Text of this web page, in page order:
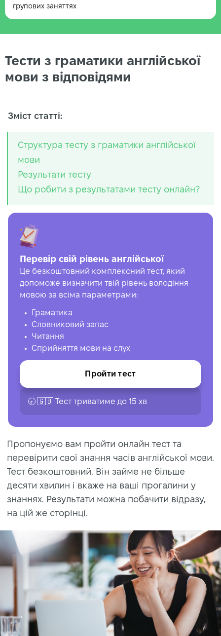
групових заняттях
Тести з граматики англійської
мови з відповідями
Зміст статті:
Структура тесту з граматики англійської
мови
Результати тесту
Що робити з результатами тесту онлайн?
Перевір свій рівень англійської
Це безкоштовний комплексний тест, який
допоможе визначити твій рівень володіння
мовою за всіма параметрами:
Граматика
Словниковий запас
Читання
Сприйняття мови на слух
Пройти тест
🕣 🇬🇧 Тест триватиме до 15 хв
Пропонуємо вам пройти онлайн тест та
перевірити свої знання часів англійської мови.
Тест безкоштовний. Він займе не більше
десяти хвилин і вкаже на ваші прогалини у
знаннях. Результати можна побачити відразу,
на цій же сторінці.